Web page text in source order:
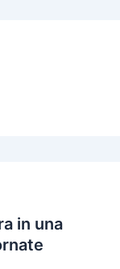
in una